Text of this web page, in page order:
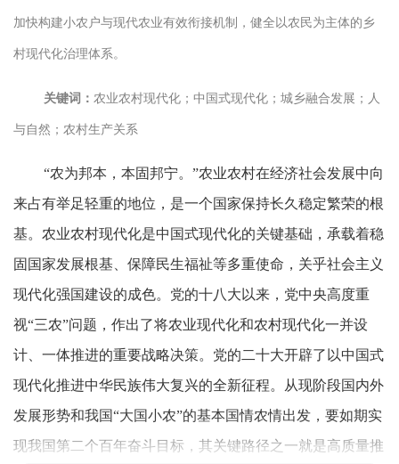
加快构建小农户与现代农业有效衔接机制，健全以农民为主体的乡
村现代化治理体系。
关键词： 农业农村现代化；中国式现代化；城乡融合发展；人
与自然；农村生产关系
“农为邦本，本固邦宁。”农业农村在经济社会发展中向
来占有举足轻重的地位，是一个国家保持长久稳定繁荣的根
基。农业农村现代化是中国式现代化的关键基础，承载着稳
固国家发展根基、保障民生福祉等多重使命，关乎社会主义
现代化强国建设的成色。党的十八大以来，党中央高度重
视“三农”问题，作出了将农业现代化和农村现代化一并设
计、一体推进的重要战略决策。党的二十大开辟了以中国式
现代化推进中华民族伟大复兴的全新征程。从现阶段国内外
发展形势和我国“大国小农”的基本国情农情出发，要如期实
现我国第二个百年奋斗目标，其关键路径之一就是高质量推